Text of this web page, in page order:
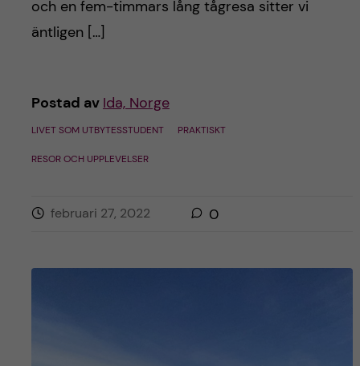
och en fem-timmars lång tågresa sitter vi
äntligen […]
Postad av Ida, Norge
LIVET SOM UTBYTESSTUDENT PRAKTISKT
RESOR OCH UPPLEVELSER
februari 27, 2022 0